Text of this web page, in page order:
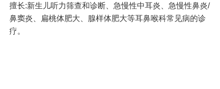
擅长:新生儿听力筛查和诊断、急慢性中耳炎、急慢性鼻炎/
鼻窦炎、扁桃体肥大、腺样体肥大等耳鼻喉科常见病的诊
疗。